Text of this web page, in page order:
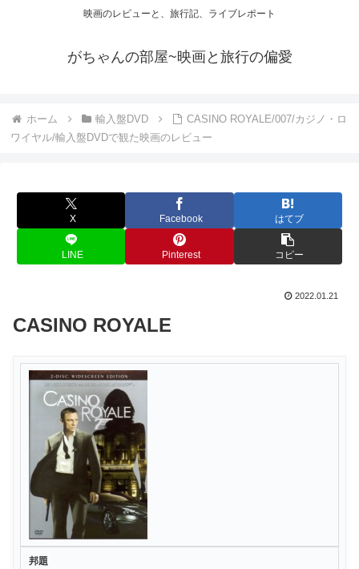
映画のレビューと、旅行記、ライブレポート
がちゃんの部屋~映画と旅行の偏愛
ホーム 輸入盤DVD
CASINO ROYALE/007/カジノ・ロ
ワイヤル/輸入盤DVDで観た映画のレビュー
X Facebook はてブ
LINE Pinterest コピー
2022.01.21
CASINO ROYALE
邦題